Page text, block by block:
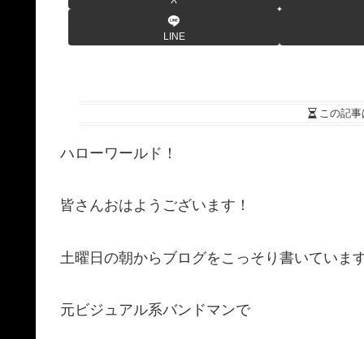
LINE
この記事
ハローワールド！
皆さんおはようございます！
土曜日の朝からブログをこっそり書いていま
元ビジュアル系バンドマンで